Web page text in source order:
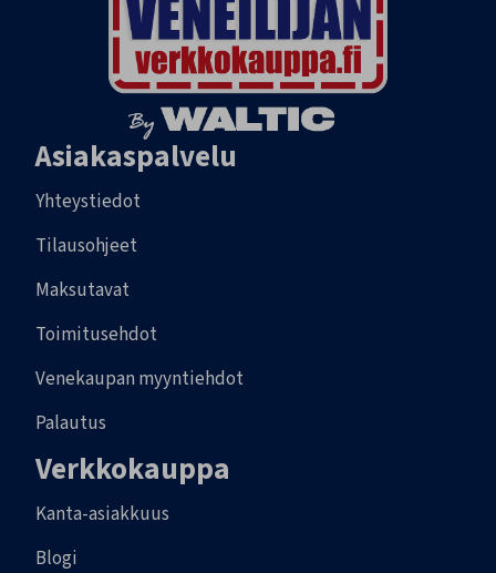
Asiakaspalvelu
Yhteystiedot
Tilausohjeet
Maksutavat
Toimitusehdot
Venekaupan myyntiehdot
Palautus
Verkkokauppa
Kanta-asiakkuus
Blogi